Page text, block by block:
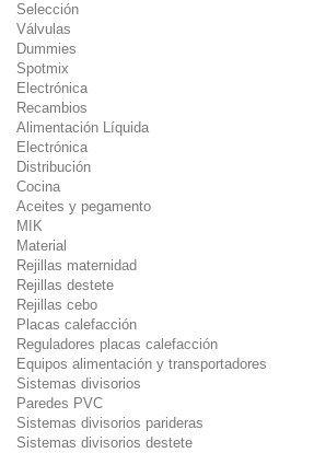
Selección
Válvulas
Dummies
Spotmix
Electrónica
Recambios
Alimentación Líquida
Electrónica
Distribución
Cocina
Aceites y pegamento
MIK
Material
Rejillas maternidad
Rejillas destete
Rejillas cebo
Placas calefacción
Reguladores placas calefacción
Equipos alimentación y transportadores
Sistemas divisorios
Paredes PVC
Sistemas divisorios parideras
Sistemas divisorios destete